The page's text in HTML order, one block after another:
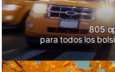
805
para todos los